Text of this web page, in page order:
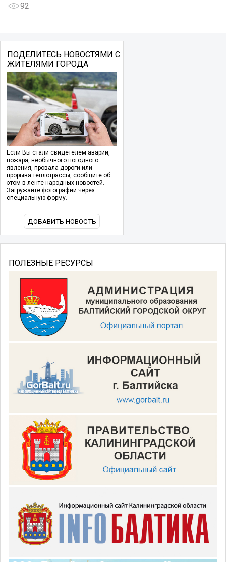
92
ПОДЕЛИТЕСЬ НОВОСТЯМИ С
ЖИТЕЛЯМИ ГОРОДА
Если Вы стали свидетелем аварии,
пожара, необычного погодного
явления, провала дороги или
прорыва теплотрассы, сообщите об
этом в ленте народных новостей.
Загружайте фотографии через
специальную форму.
ДОБАВИТЬ НОВОСТЬ
ПОЛЕЗНЫЕ РЕСУРСЫ